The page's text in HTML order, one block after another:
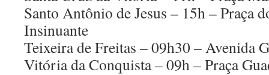
Santo Antônio de Jesus – 15h – Praça
Insinuante
Teixeira de Freitas – 09h30 – Avenida
Vitória da Conquista – 09h – Praça